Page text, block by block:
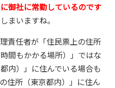
に御社に常勤しているのです
まいますね。
責任者が「住民票上の住所
間もかかる場所）」ではな
内）」に住んでいる場合も
住所（東京都内）」に住ん